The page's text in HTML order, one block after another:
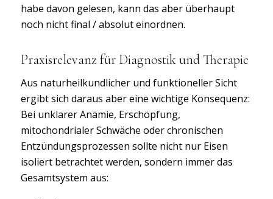
habe davon gelesen, kann das aber überhaupt
noch nicht final / absolut einordnen.
Praxisrelevanz für Diagnostik und Therapie
Aus naturheilkundlicher und funktioneller Sicht
ergibt sich daraus aber eine wichtige Konsequenz:
Bei unklarer Anämie, Erschöpfung,
mitochondrialer Schwäche oder chronischen
Entzündungsprozessen sollte nicht nur Eisen
isoliert betrachtet werden, sondern immer das
Gesamtsystem aus: